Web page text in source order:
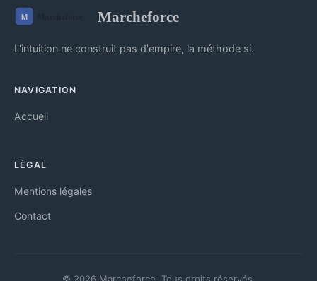
Marcheforce
L'intuition ne construit pas d'empire, la méthode si.
NAVIGATION
Accueil
LÉGAL
Mentions légales
Contact
© 2026 Marcheforce. Tous droits réservés.